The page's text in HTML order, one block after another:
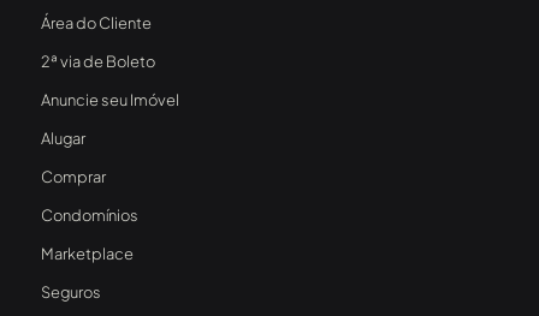
Área do Cliente
2ª via de Boleto
Anuncie seu Imóvel
Alugar
Comprar
Condomínios
Marketplace
Seguros